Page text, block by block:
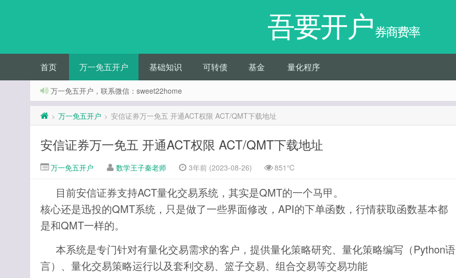
吾要开户券商费率
首页 万一免五开户 基础知识 可转债 基金 量化程序
万一免五开户，联系微信：sweet22home
> 万一免五开户 > 安信证券万一免五 开通ACT权限 ACT/QMT下载地址
安信证券万一免五 开通ACT权限 ACT/QMT下载地址
万一免五开户 数学王子秦老师 3年前 (2023-08-26) 851℃
目前安信证券支持ACT量化交易系统，其实是QMT的一个马甲。
核心还是迅投的QMT系统，只是做了一些界面修改，API的下单函数，行情获取函数基本都
是和QMT一样的。
本系统是专门针对有量化交易需求的客户，提供量化策略研究、量化策略编写（Python语
言）、量化交易策略运行以及套利交易、篮子交易、组合交易等交易功能